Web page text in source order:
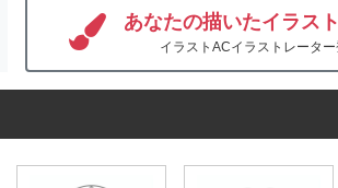
あなたの描いたイラス
イラストACイラストレータ